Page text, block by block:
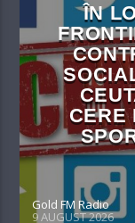
ÎN
CERE
Gold FM Radio
9 AUGUST 2026